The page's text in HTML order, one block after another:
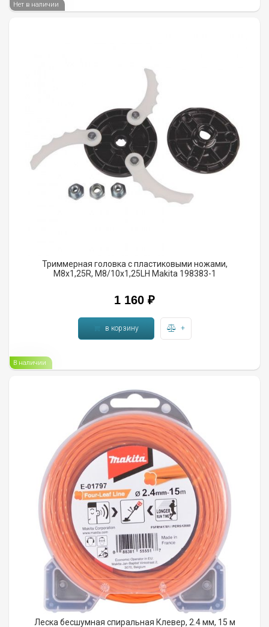
Нет в наличии
Триммерная головка с пластиковыми ножами,
М8х1,25R, М8/10х1,25LH Makita 198383-1
1 160 ₽
в корзину +
В наличии
Леска бесшумная спиральная Клевер, 2.4 мм, 15 м